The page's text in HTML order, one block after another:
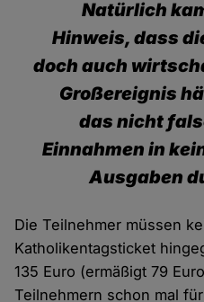
Natürlich
Hinweis, dass
doch auch
Großereignis
das nicht
Einnahmen in
Ausgaben
Die Teilnehmer müssen
Katholikentagsticket
135 Euro (ermäßigt 79
Teilnehmern schon mal